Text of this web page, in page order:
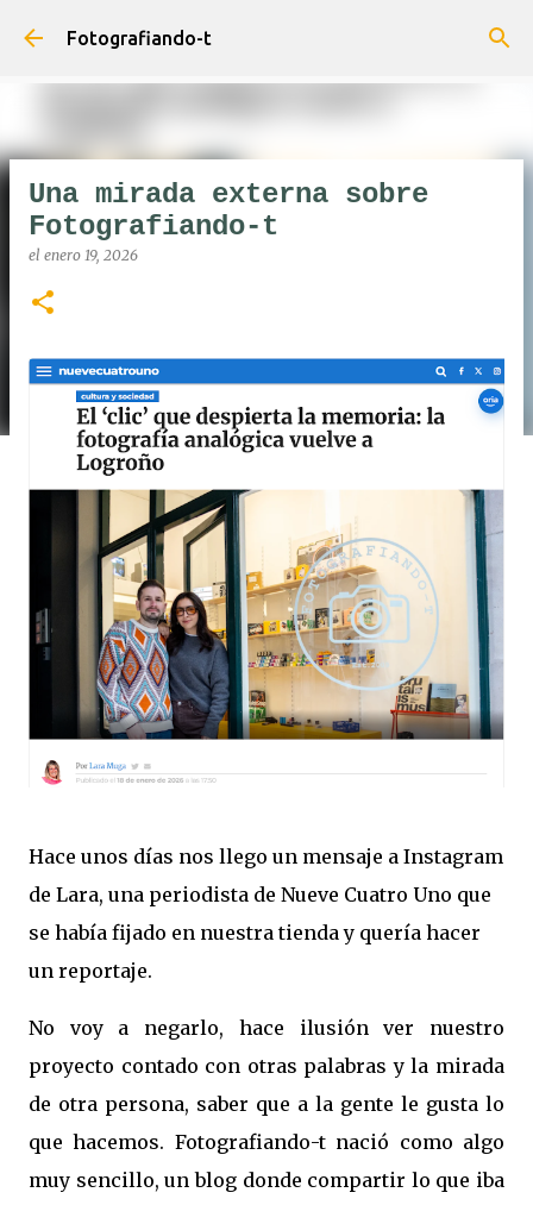
Ir al contenido principal
Fotografiando-t
Una mirada externa sobre
Fotografiando-t
el enero 19, 2026
Hace unos días nos llego un mensaje a Instagram
de Lara, una periodista de Nueve Cuatro Uno que
se había fijado en nuestra tienda y quería hacer
un reportaje.
No voy a negarlo, hace ilusión ver nuestro
proyecto contado con otras palabras y la mirada
de otra persona, saber que a la gente le gusta lo
que hacemos. Fotografiando-t nació como algo
muy sencillo, un blog donde compartir lo que iba